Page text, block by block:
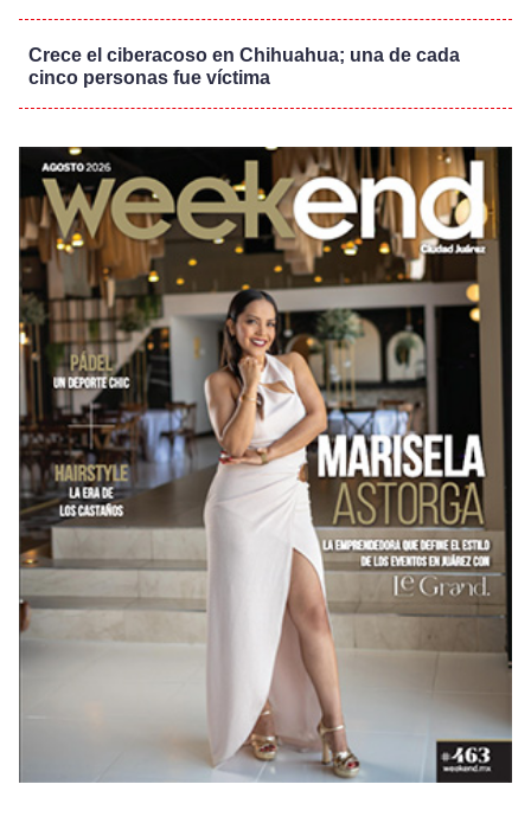
Crece el ciberacoso en Chihuahua; una de cada
cinco personas fue víctima